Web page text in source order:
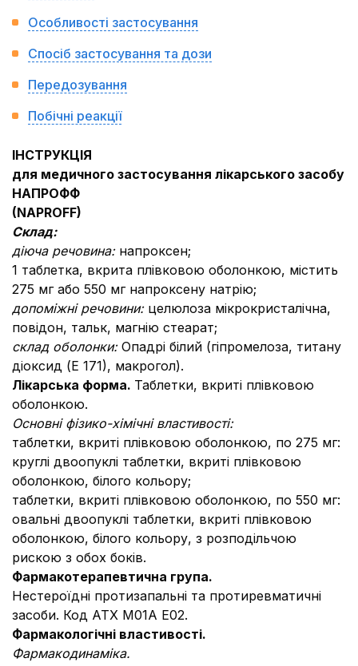
Особливості застосування
Спосіб застосування та дози
Передозування
Побічні реакції
ІНСТРУКЦІЯ
для медичного застосування лікарського засобу
НАПРОФФ
(NAPROFF)
Склад:
діюча речовина: напроксен;
1 таблетка, вкрита плівковою оболонкою, містить
275 мг або 550 мг напроксену натрію;
допоміжні речовини: целюлоза мікрокристалічна,
повідон, тальк, магнію стеарат;
склад оболонки: Опадрі білий (гіпромелоза, титану
діоксид (Е 171), макрогол).
Лікарська форма. Таблетки, вкриті плівковою
оболонкою.
Основні фізико-хімічні властивості:
таблетки, вкриті плівковою оболонкою, по 275 мг:
круглі двоопуклі таблетки, вкриті плівковою
оболонкою, білого кольору;
таблетки, вкриті плівковою оболонкою, по 550 мг:
овальні двоопуклі таблетки, вкриті плівковою
оболонкою, білого кольору, з розподільчою
рискою з обох боків.
Фармакотерапевтична група.
Нестероїдні протизапальні та протиревматичні
засоби. Код АТХ М01А Е02.
Фармакологічні властивості.
Фармакодинаміка.